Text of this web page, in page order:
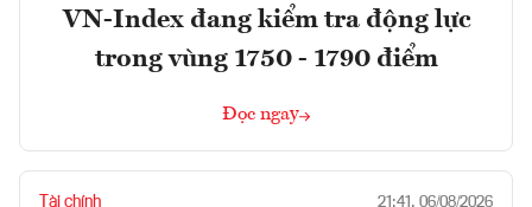
VN-Index đang kiểm tra động lực
trong vùng 1750 - 1790 điểm
Đọc ngay
Tài chính 21:41, 06/08/2026